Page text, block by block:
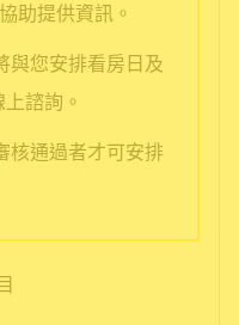
助提供資訊。
與您安排看房日及
諮詢。
核通過者才可安排